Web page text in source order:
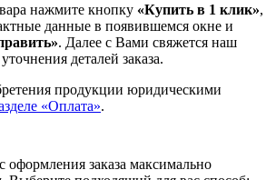
нажмите кнопку «Купить в 1 клик»,
данные в появившемся окне и
. Далее с Вами свяжется наш
деталей заказа.
продукции юридическими
«Оплата».
заказа максимально